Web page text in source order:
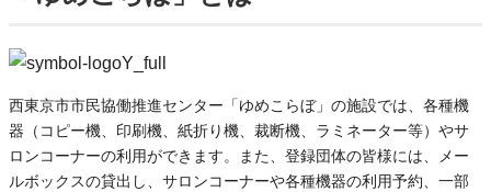
西東京市市民協働推進センター「ゆめこらぼ」の施設では、各種機
器（コピー機、印刷機、紙折り機、裁断機、ラミネーター等）やサ
ロンコーナーの利用ができます。また、登録団体の皆様には、メー
ルボックスの貸出し、サロンコーナーや各種機器の利用予約、一部